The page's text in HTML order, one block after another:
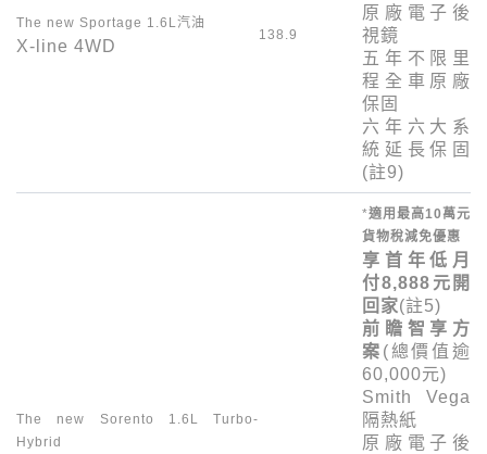
The new Sportage 1.6L汽油
X-line 4WD
138.9
原廠電子後
視鏡
五年不限里
程全車原廠
保固
六年六大系
統延長保固
(註9)
The new Sorento 1.6L Turbo-
Hybrid
*適用最高10 萬元
貨物稅減免優惠
享首年低月
付8,888 元開
回家(註5)
前瞻智享方
案 (總價值逾
60,000元)
Smith Vega
隔熱紙
原廠電子後